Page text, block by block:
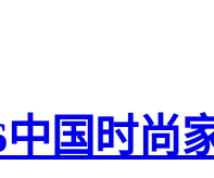
中国时尚